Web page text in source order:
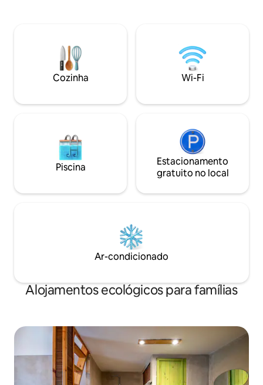
área gramada com vistas
deslumbrantes. Há uma área de lazer
para crianças, a casa é aquecida com a
ajuda de eletricidade como sexo , há
equipamento necessário para preparar
30 pessoas. Mobiliado além de TV e
geladeira, o Zimmer garante uma
experiência de acomodação de alta
totalmente equipada, um
uma geladeira e
Todos os
equipados com
Bokek e a 49 km
também piscina
panorâmica
Cozinha Wi-Fi
Piscina
Estacionamento
gratuito no local
Ar-condicionado
Alojamentos ecológicos para famílias